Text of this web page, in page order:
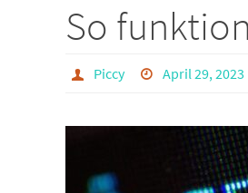
So
Piccy April 29, 2023